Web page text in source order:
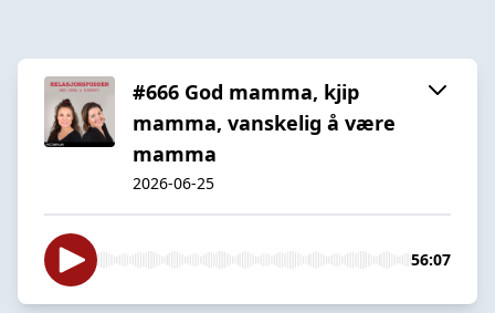
#666 God mamma, kjip
mamma, vanskelig å være
mamma
2026-06-25
56:07